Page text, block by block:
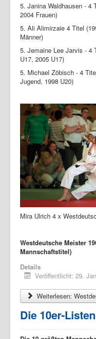
5. Janina Waldhausen - 4
2004 Frauen)
5. Ali Alimirzaie 4 Titel
Männer)
5. Jemaine Lee Jarvis - 4
U17, 2005 U17)
5. Michael Zöbisch - 4
Jugend, 1998 U20)
Mira Ulrich 4 x
Westdeutsche Meister
Mannschaftstitel)
Details
Veröffentlicht: 29.
Weiterlesen:
Die 10er-Listen